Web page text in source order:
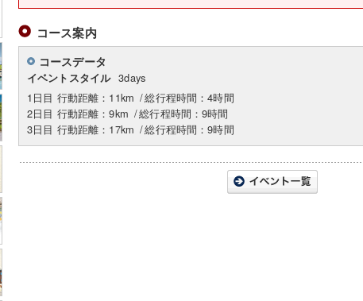
コース案内
コースデータ
イベントスタイル 3days
1日目 行動距離：11km /総行程時間：4時間
2日目 行動距離：9km /総行程時間：9時間
3日目 行動距離：17km /総行程時間：9時間